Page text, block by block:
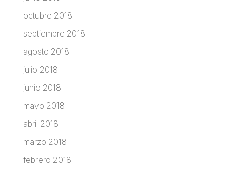
octubre 2018
septiembre 2018
agosto 2018
julio 2018
junio 2018
mayo 2018
abril 2018
marzo 2018
febrero 2018